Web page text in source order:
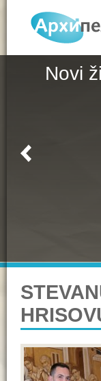
Novi